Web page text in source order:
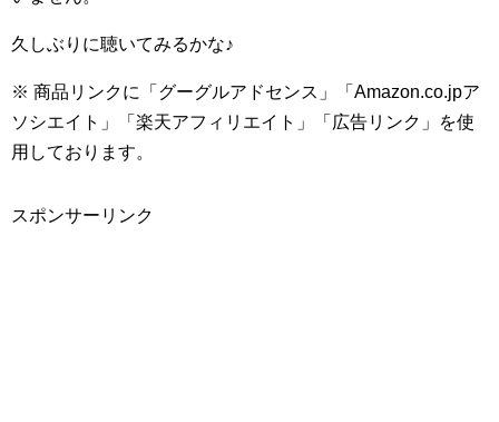
久しぶりに聴いてみるかな♪
※ 商品リンクに「グーグルアドセンス」「Amazon.co.jpア
ソシエイト」「楽天アフィリエイト」「広告リンク」を使
用しております。
スポンサーリンク